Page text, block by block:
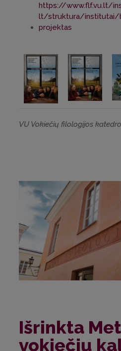
https://www.flf.vu.lt/
lt/struktura/institutai/
projektas
VU Vokiečių filologijos
Išrinkta
vokiečių